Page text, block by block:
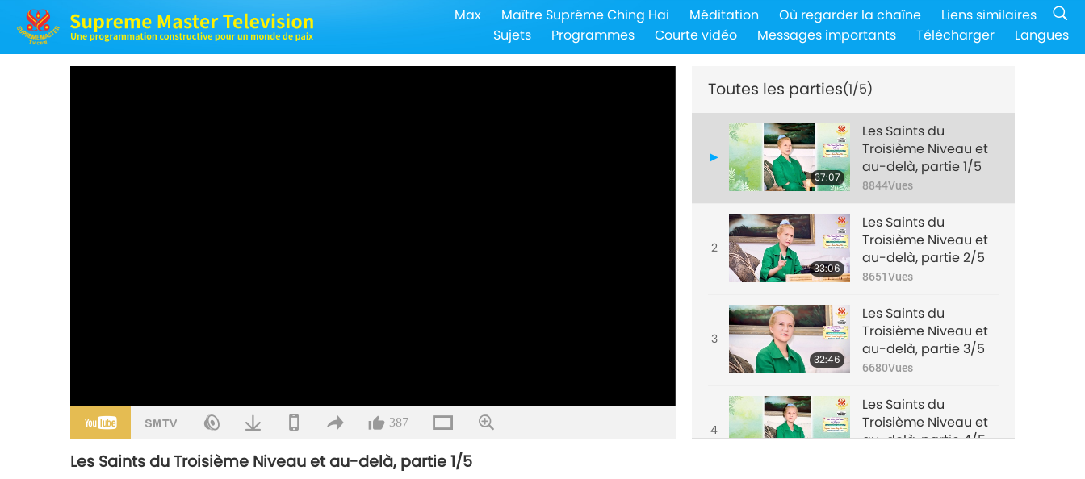
Max Maître Suprême Ching Hai Méditation Où regarder la chaîne
Liens similaires
Sujets
Programmes Courte vidéo Messages importants Télécharger Langues
387
Les Saints du Troisième Niveau et au-delà, partie 1/5
Toutes les parties(1/5)
37:07
Les Saints du
Troisième Niveau et
au-delà, partie 1/5
8844Vues
2
33:06
Les Saints du
Troisième Niveau et
au-delà, partie 2/5
8651Vues
3
32:46
Les Saints du
Troisième Niveau et
au-delà, partie 3/5
6680Vues
4
Les Saints du
Troisième Niveau et
au-delà, partie 4/5